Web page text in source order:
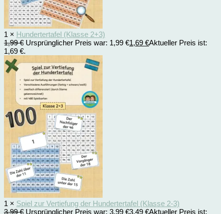
1 × Hundertertafel (Klasse 2+3)
1,99€ Ursprünglicher Preis war: 1,99 €1,69 €Aktueller Preis ist:
1,69 €.
1 × Spiel zur Vertiefung der Hundertertafel (Klasse 2-3)
3,99€ Ursprünglicher Preis war: 3,99 €3,49 €Aktueller Preis ist: